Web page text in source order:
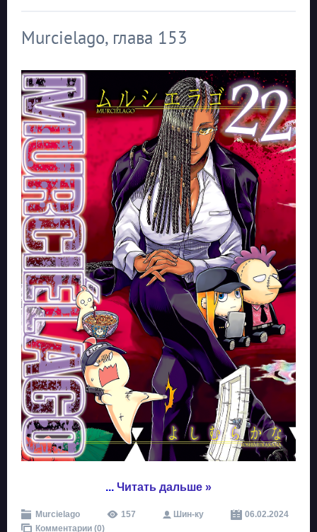
Murcielago, глава 153
... Читать дальше »
Murcielago 157 Шин-ку
06.02.2024
Комментарии (0)